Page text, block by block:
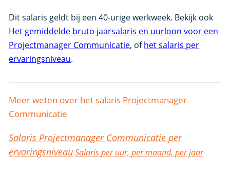
Dit salaris geldt bij een 40-urige werkweek. Bekijk ook
Het gemiddelde bruto jaarsalaris en uurloon voor een
Projectmanager Communicatie, ofhet salaris per
ervaringsniveau.
Meer weten over het salaris Projectmanager
Communicatie
Salaris Projectmanager Communicatie per
ervaringsniveauSalaris per uur, per maand, per jaar